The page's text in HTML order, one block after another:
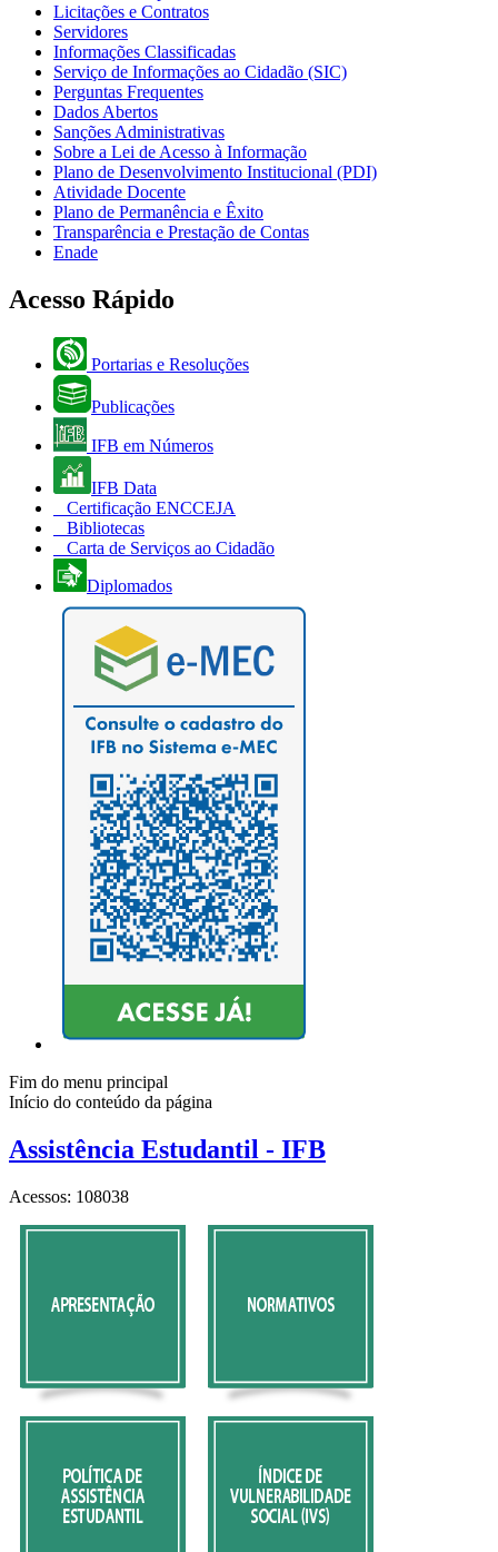
Licitações e Contratos
Servidores
Informações Classificadas
Serviço de Informações ao Cidadão (SIC)
Perguntas Frequentes
Dados Abertos
Sanções Administrativas
Sobre a Lei de Acesso à Informação
Plano de Desenvolvimento Institucional (PDI)
Atividade Docente
Plano de Permanência e Êxito
Transparência e Prestação de Contas
Enade
Acesso Rápido
Portarias e Resoluções
Publicações
IFB em Números
IFB Data
Certificação ENCCEJA
Bibliotecas
Carta de Serviços ao Cidadão
Diplomados
Fim do menu principal
Início do conteúdo da página
Assistência Estudantil - IFB
Acessos: 108038